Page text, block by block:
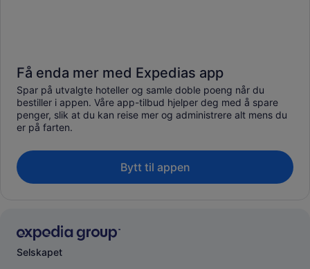
Få enda mer med Expedias app
Spar på utvalgte hoteller og samle doble poeng når du
bestiller i appen. Våre app-tilbud hjelper deg med å spare
penger, slik at du kan reise mer og administrere alt mens du
er på farten.
Bytt til appen
Selskapet